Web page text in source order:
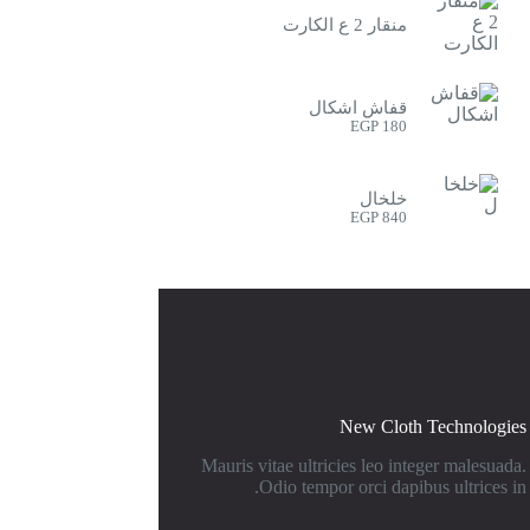
منقار 2 ع الكارت
قفاش اشكال
EGP180
خلخال
EGP840
New Cloth Technologies
Mauris vitae ultricies leo integer malesuada.
Odio tempor orci dapibus ultrices in.